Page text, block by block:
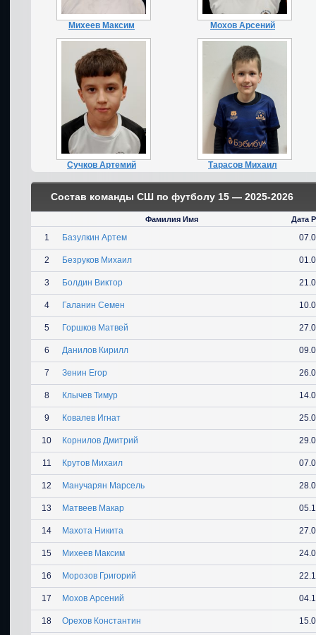
Михеев Максим Мохов Арсений
Сучков Артемий Тарасов Михаил
Состав команды СШ по футболу 15 — 2025-2026
Фамилия Имя Дата
1 Базулкин Артем
2 Безруков Михаил
3 Болдин Виктор
4 Галанин Семен
5 Горшков Матвей
6 Данилов Кирилл
7 Зенин Егор
8 Клычев Тимур
9 Ковалев Игнат
10 Корнилов Дмитрий
11 Крутов Михаил
12 Манучарян Марсель
13 Матвеев Макар
14 Махота Никита
15 Михеев Максим
16 Морозов Григорий
17 Мохов Арсений
18 Орехов Константин